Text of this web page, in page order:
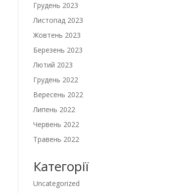
Грудень 2023
Листопад 2023
Жовтень 2023
Березень 2023
Лютий 2023
Грудень 2022
Вересень 2022
Липень 2022
Червень 2022
Травень 2022
Категорії
Uncategorized